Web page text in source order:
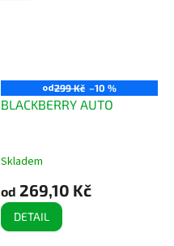
od299 Kč –10 %
BLACKBERRY AUTO
Skladem
od 269,10 Kč
DETAIL